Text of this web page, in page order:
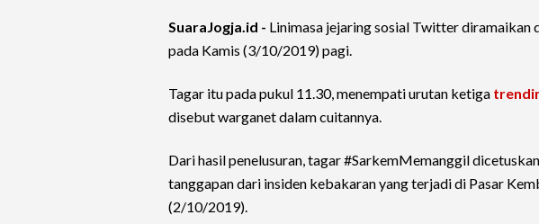
SuaraJogja.id - Linimasa jejaring sosial Twitter diramaikan
pada Kamis (3/10/2019) pagi.
Tagar itu pada pukul 11.30, menempati urutan ketiga
disebut warganet dalam cuitannya.
Dari hasil penelusuran, tagar #SarkemMemanggil
tanggapan dari insiden kebakaran yang terjadi di Pasar
(2/10/2019).